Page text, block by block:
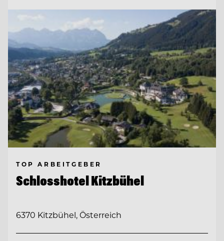
TOP ARBEITGEBER
Schlosshotel Kitzbühel
6370 Kitzbühel, Österreich